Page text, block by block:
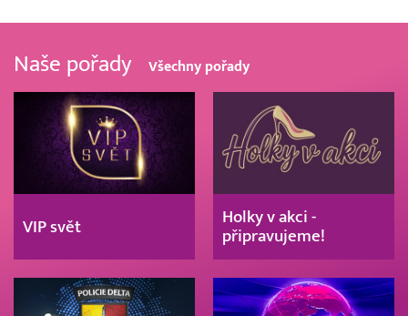
Naše pořady Všechny pořady
VIP svět
Holky v akci -
připravujeme!